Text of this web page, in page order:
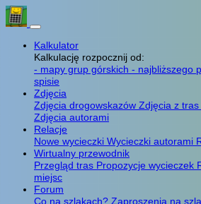
Kalkulator
Kalkulację rozpocznij od:
- mapy grup górskich - najbliższego
spisie
Zdjęcia
Zdjęcia drogowskazów Zdjęcia z tras
Zdjęcia autorami
Relacje
Nowe wycieczki Wycieczki autorami
Wirtualny przewodnik
Przegląd tras Propozycje wycieczek
miejsc
Forum
Co na szlakach? Zaproszenia na